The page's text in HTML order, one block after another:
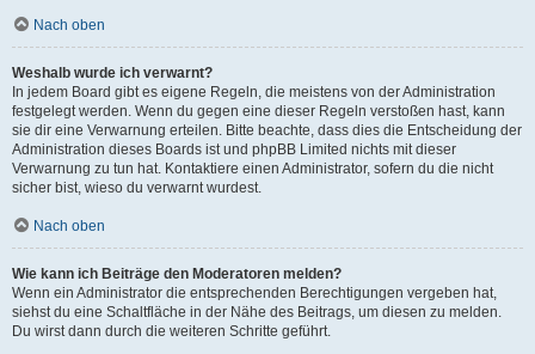
Nach oben
Weshalb wurde ich verwarnt?
In jedem Board gibt es eigene Regeln, die meistens von der Administration
festgelegt werden. Wenn du gegen eine dieser Regeln verstoßen hast, kann
sie dir eine Verwarnung erteilen. Bitte beachte, dass dies die Entscheidung der
Administration dieses Boards ist und phpBB Limited nichts mit dieser
Verwarnung zu tun hat. Kontaktiere einen Administrator, sofern du die nicht
sicher bist, wieso du verwarnt wurdest.
Nach oben
Wie kann ich Beiträge den Moderatoren melden?
Wenn ein Administrator die entsprechenden Berechtigungen vergeben hat,
siehst du eine Schaltfläche in der Nähe des Beitrags, um diesen zu melden.
Du wirst dann durch die weiteren Schritte geführt.